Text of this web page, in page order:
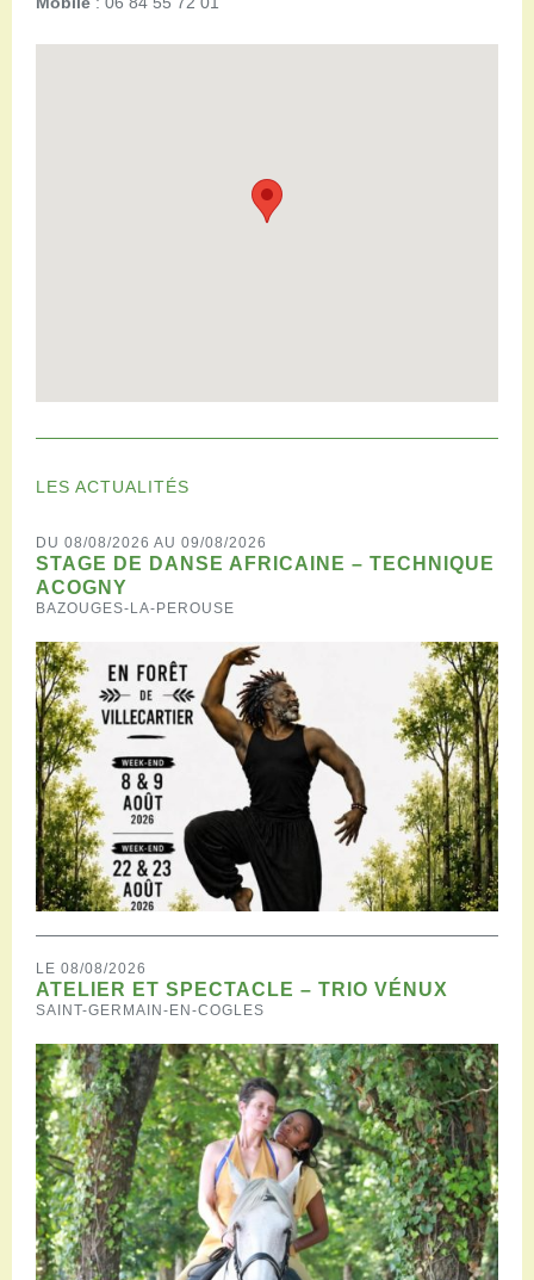
LES ACTUALITÉS
DU 08/08/2026 AU 09/08/2026
STAGE DE DANSE AFRICAINE – TECHNIQUE
ACOGNY
BAZOUGES-LA-PEROUSE
LE 08/08/2026
ATELIER ET SPECTACLE – TRIO VÉNUX
SAINT-GERMAIN-EN-COGLES